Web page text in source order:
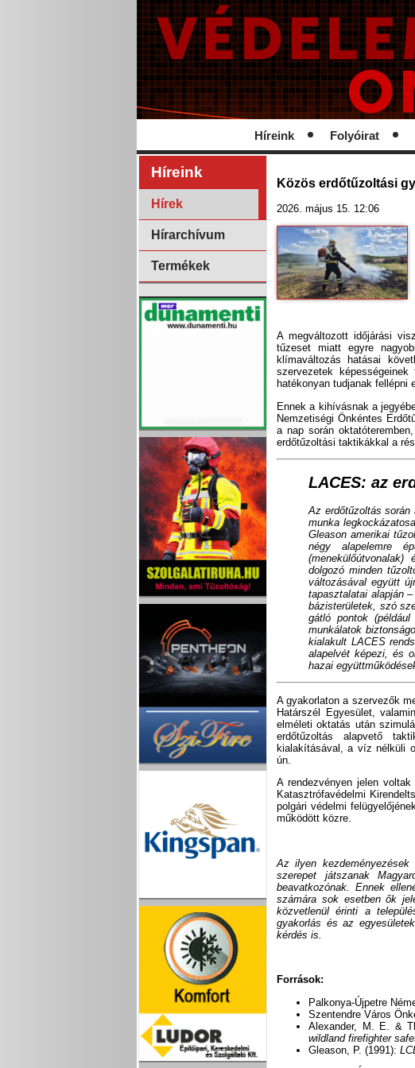
Híreink Folyóirat
Híreink
Hírek
Hírarchívum
Termékek
Közös erdőtűzoltási
2026. május 15. 12:06
A megváltozott időjárási
tűzeset miatt egyre
klímaváltozás hatásai
szervezetek
hatékonyan tudjanak fellépni
Ennek a kihívásnak a
Nemzetiségi Önkéntes
a nap során
erdőtűzoltási taktikákkal a
LACES: az
Az erdőtűzoltás
munka
Gleason amerikai
négy alapelemre
dolgozó minden
változásával együtt
tapasztalatai alapján
bázisterületek, szó
gátló pontok
munkálatok
kialakult LACES
alapelvét képezi, és
hazai
A gyakorlaton a szervezők
Határszél Egyesület,
elméleti oktatás után
erdőtűzoltás alapvető
kialakításával, a víz nélküli
ún.
A rendezvényen jelen
Katasztrófavédelmi
polgári védelmi
működött közre.
Az ilyen
szerepet játszanak
beavatkozónak. Ennek
számára sok esetben ők
közvetlenül érinti a
gyakorlás és az
kérdés is.
Források:
Palkonya-Újpetre
Szentendre Város
Alexander, M. E. &
wildland firefighter
Gleason, P. (1991):